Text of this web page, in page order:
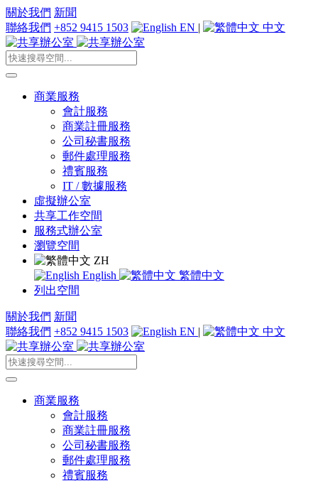
關於我們 新聞
聯絡我們 +852 9415 1503 EN | 中文
商業服務
會計服務
商業註冊服務
公司秘書服務
郵件處理服務
禮賓服務
IT / 數據服務
虛擬辦公室
共享工作空間
服務式辦公室
瀏覽空間
ZH
English
繁體中文
列出空間
關於我們 新聞
聯絡我們 +852 9415 1503 EN | 中文
商業服務
會計服務
商業註冊服務
公司秘書服務
郵件處理服務
禮賓服務